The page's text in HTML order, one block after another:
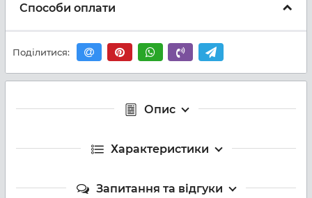
Способи оплати
Поділитися:
Опис
Характеристики
Запитання та відгуки